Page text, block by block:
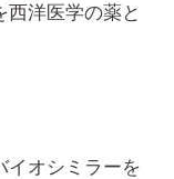
西洋医学の薬と
イオシミラーを